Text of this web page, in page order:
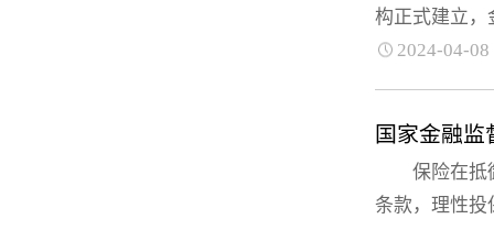
构正式建立，
2024-04-08
国家金融
保险在抵御
条款，理性投